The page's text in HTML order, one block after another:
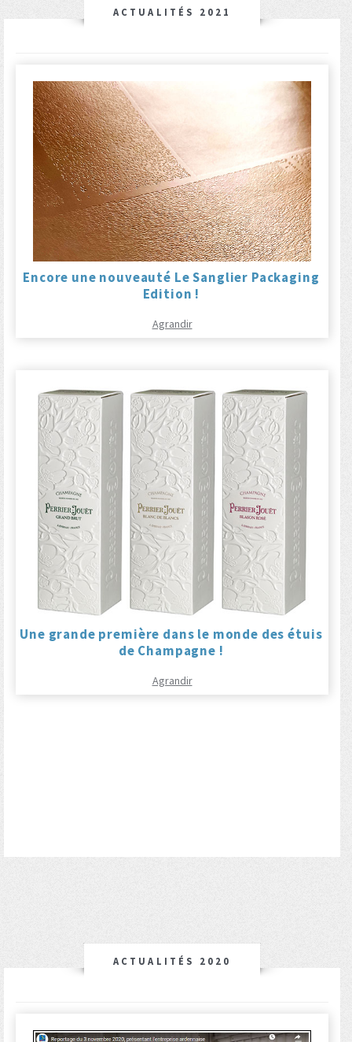
ACTUALITÉS 2021
Encore une nouveauté Le Sanglier Packaging
Edition !
Agrandir
Une grande première dans le monde des étuis
de Champagne !
Agrandir
ACTUALITÉS 2020